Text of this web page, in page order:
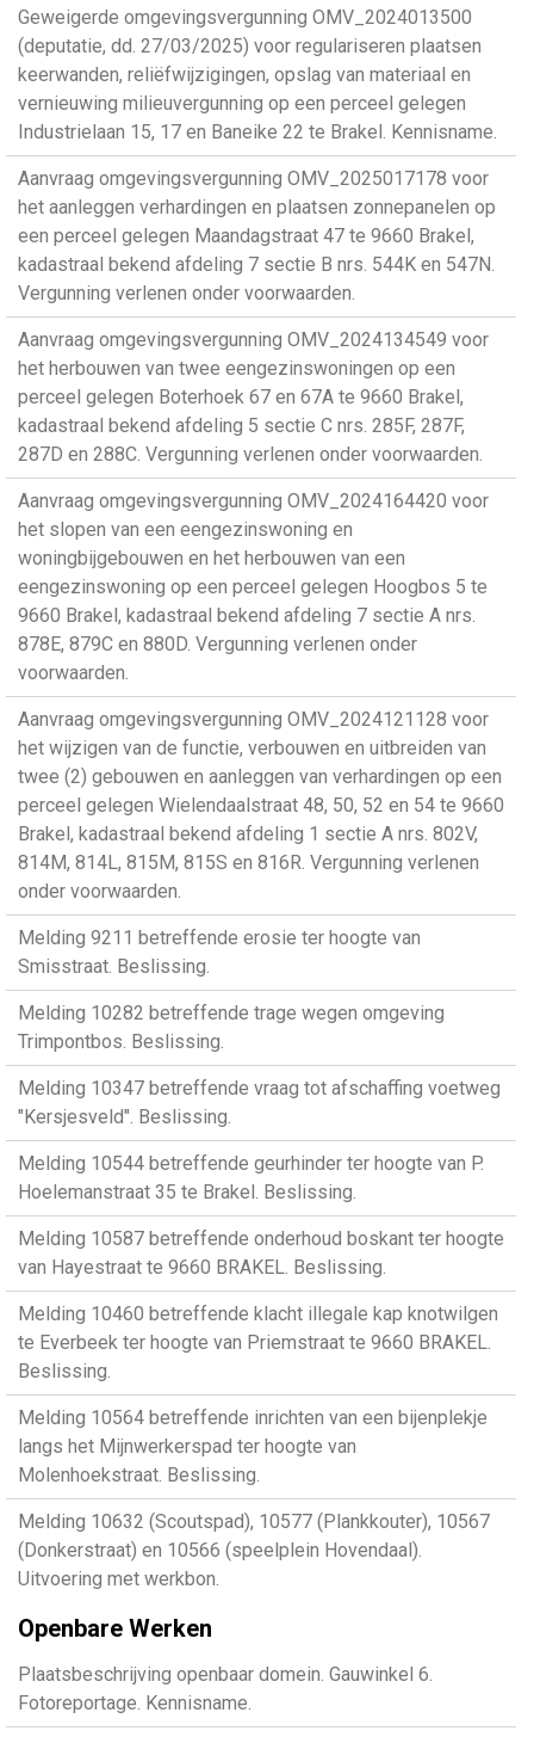
Geweigerde omgevingsvergunning OMV_2024013500
(deputatie, dd. 27/03/2025) voor regulariseren plaatsen
keerwanden, reliëfwijzigingen, opslag van materiaal en
vernieuwing milieuvergunning op een perceel gelegen
Industrielaan 15, 17 en Baneike 22 te Brakel. Kennisname.
Aanvraag omgevingsvergunning OMV_2025017178 voor
het aanleggen verhardingen en plaatsen zonnepanelen op
een perceel gelegen Maandagstraat 47 te 9660 Brakel,
kadastraal bekend afdeling 7 sectie B nrs. 544K en 547N.
Vergunning verlenen onder voorwaarden.
Aanvraag omgevingsvergunning OMV_2024134549 voor
het herbouwen van twee eengezinswoningen op een
perceel gelegen Boterhoek 67 en 67A te 9660 Brakel,
kadastraal bekend afdeling 5 sectie C nrs. 285F, 287F,
287D en 288C. Vergunning verlenen onder voorwaarden.
Aanvraag omgevingsvergunning OMV_2024164420 voor
het slopen van een eengezinswoning en
woningbijgebouwen en het herbouwen van een
eengezinswoning op een perceel gelegen Hoogbos 5 te
9660 Brakel, kadastraal bekend afdeling 7 sectie A nrs.
878E, 879C en 880D. Vergunning verlenen onder
voorwaarden.
Aanvraag omgevingsvergunning OMV_2024121128 voor
het wijzigen van de functie, verbouwen en uitbreiden van
twee (2) gebouwen en aanleggen van verhardingen op een
perceel gelegen Wielendaalstraat 48, 50, 52 en 54 te 9660
Brakel, kadastraal bekend afdeling 1 sectie A nrs. 802V,
814M, 814L, 815M, 815S en 816R. Vergunning verlenen
onder voorwaarden.
Melding 9211 betreffende erosie ter hoogte van
Smisstraat. Beslissing.
Melding 10282 betreffende trage wegen omgeving
Trimpontbos. Beslissing.
Melding 10347 betreffende vraag tot afschaffing voetweg
"Kersjesveld". Beslissing.
Melding 10544 betreffende geurhinder ter hoogte van P.
Hoelemanstraat 35 te Brakel. Beslissing.
Melding 10587 betreffende onderhoud boskant ter hoogte
van Hayestraat te 9660 BRAKEL. Beslissing.
Melding 10460 betreffende klacht illegale kap knotwilgen
te Everbeek ter hoogte van Priemstraat te 9660 BRAKEL.
Beslissing.
Melding 10564 betreffende inrichten van een bijenplekje
langs het Mijnwerkerspad ter hoogte van
Molenhoekstraat. Beslissing.
Melding 10632 (Scoutspad), 10577 (Plankkouter), 10567
(Donkerstraat) en 10566 (speelplein Hovendaal).
Uitvoering met werkbon.
Openbare Werken
Plaatsbeschrijving openbaar domein. Gauwinkel 6.
Fotoreportage. Kennisname.